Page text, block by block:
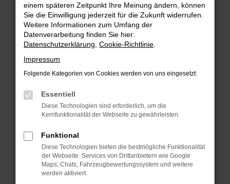
Überprüfe deine Firewall und deine
Internetverbindung.
Laden andere Webseiten, zum Beispiel deine
Suchmaschine?
Prüfe deine Browsererweiterungen.
Manche Erweiterungen, wie Werbeblocker,
verhindern. Funktioniert die Seite in einem
anderen Browser oder in einem privaten
Fenster?
Das kann manchmal helfen, vorübergehende
Probleme zu beheben.
Stelle sicher, dass dein Browser und dein
Betriebssystem auf dem neuesten Stand
einem späteren Zeitpunkt Ihre Meinung ändern, können
Sie die Einwilligung jederzeit für die Zukunft widerrufen.
Weitere Informationen zum Umfang der
Datenverarbeitung finden Sie hier:
Datenschutzerklärung Cookie-Richtlinie
Impressum
Folgende Kategorien von Cookies werden von uns eingesetzt:
Essentiell
Diese Technologien sind erforderlich, um die
Kernfunktionalität der Webseite zu gewährleisten.
Funktional
Diese Technologien bieten die bestmögliche Funktionalität
der Webseite. Services von Drittanbietern wie Google
Maps, Chats, Fahrzeugbewertungssystem und weitere
werden aktiviert.